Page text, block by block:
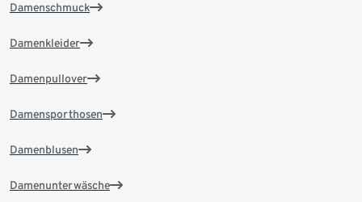
Damenschmuck
Damenkleider
Damenpullover
Damensporthosen
Damenblusen
Damenunterwäsche